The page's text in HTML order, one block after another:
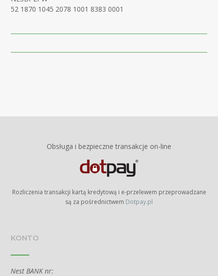
52 1870 1045 2078 1001 8383 0001
Obsługa i bezpieczne transakcje on-line
Rozliczenia transakcji kartą kredytową i e-przelewem przeprowadzane
są za pośrednictwem Dotpay.pl
KONTO
Nest BANK nr: